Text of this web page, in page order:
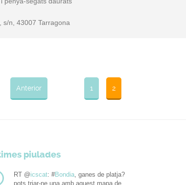
s/n, 43007 Tarragona
Anterior 1 2
piulades
RT @icscat: #Bondia, ganes de platja?
pots triar-ne una amb aquest mapa de